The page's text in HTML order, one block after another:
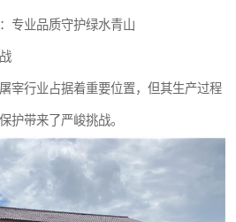
专业品质守护绿水青山
宰行业占据着重要位置，但其生产过程
护带来了严峻挑战。